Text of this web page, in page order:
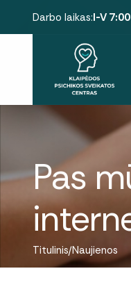
Darbo laikas:I-V
Pas
Titulinis Naujienos